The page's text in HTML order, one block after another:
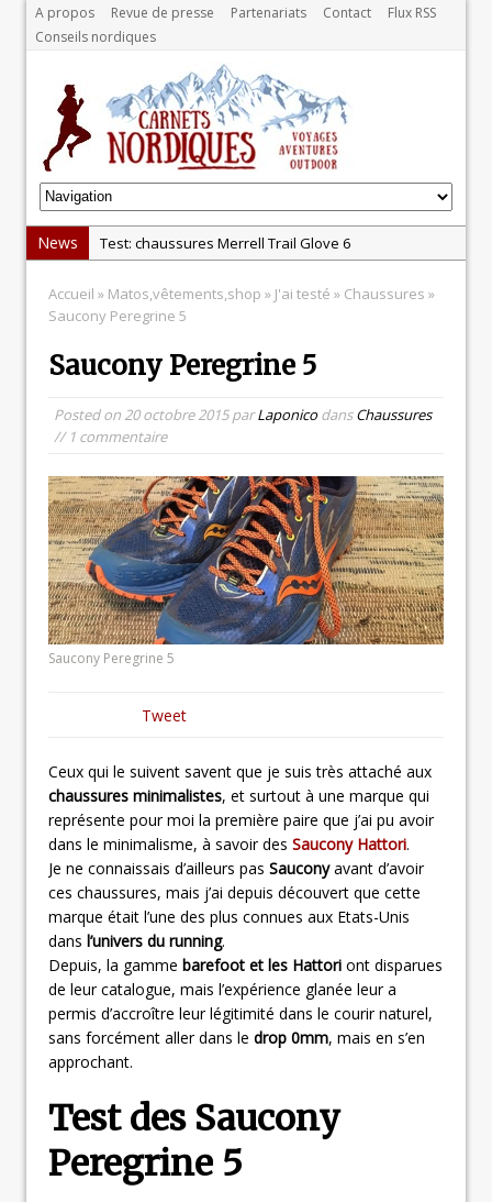
A propos Revue de presse Partenariats Contact
Flux RSS
Conseils nordiques
News
Test: chaussures Merrell Trail Glove 6
Test: Garmin Epix 2, la meilleure montre pour TOUS
Test chaussures de running Altra Rivera 2
risquée
Accueil » Matos,vêtements,shop » J'ai testé » Chaussures »
Saucony Peregrine 5
Saucony Peregrine 5
Posted on 20 octobre 2015parLaponicodansChaussures
// 1 commentaire
Saucony Peregrine 5
Tweet
Ceux qui le suivent savent que je suis très attaché aux
chaussures minimalistes, et surtout à une marque qui
représente pour moi la première paire que j’ai pu avoir
dans le minimalisme, à savoir des Saucony Hattori.
Je ne connaissais d’ailleurs pas Sauconyavant d’avoir
ces chaussures, mais j’ai depuis découvert que cette
marque était l’une des plus connues aux Etats-Unis
dans l’univers du running.
Depuis, la gamme barefoot et les Hattori ont disparues
de leur catalogue, mais l’expérience glanée leur a
permis d’accroître leur légitimité dans le courir naturel,
sans forcément aller dans le drop 0mm, mais en s’en
approchant.
Test des Saucony
Peregrine 5